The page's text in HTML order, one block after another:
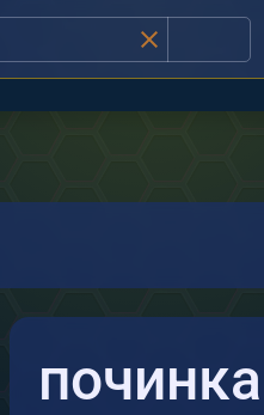
починка